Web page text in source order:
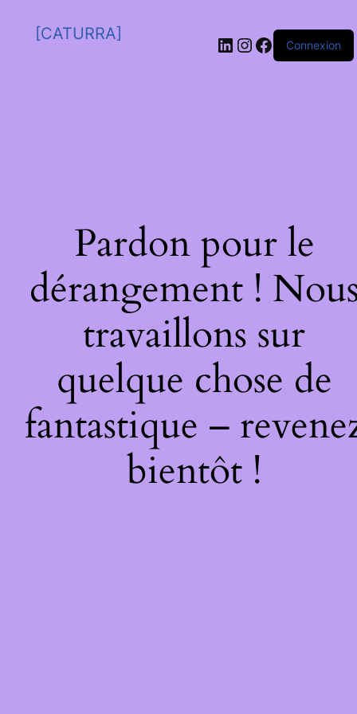
[CATURRA]
Connexion
Pardon pour le
dérangement !
travaillons sur
quelque chose de
fantastique –
bientôt !